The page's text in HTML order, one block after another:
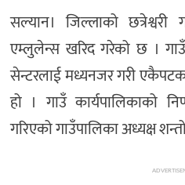
सल्यान। जिल्लाको
एम्लुलेन्स खरिद गरेको छ ।
सेन्टरलाई मध्यनजर गरी
हो । गाउँ कार्यपालिकाको
गरिएको गाउँपालिका अध्यक्ष